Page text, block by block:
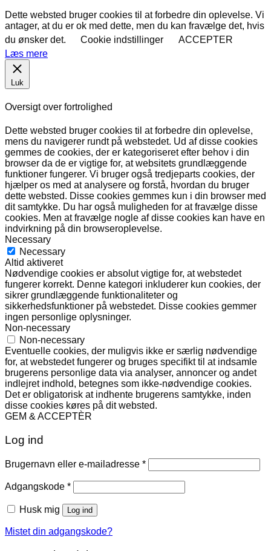
Dette websted bruger cookies til at forbedre din oplevelse. Vi
antager, at du er ok med dette, men du kan fravælge det, hvis
du ønsker det.
Cookie indstillinger
ACCEPTER
Læs mere
Luk
Oversigt over fortrolighed
Dette websted bruger cookies til at forbedre din oplevelse,
mens du navigerer rundt på webstedet. Ud af disse cookies
gemmes de cookies, der er kategoriseret efter behov i din
browser da de er vigtige for, at websitets grundlæggende
funktioner fungerer. Vi bruger også tredjeparts cookies, der
hjælper os med at analysere og forstå, hvordan du bruger
dette websted. Disse cookies gemmes kun i din browser med
dit samtykke. Du har også muligheden for at fravælge disse
cookies. Men at fravælge nogle af disse cookies kan have en
indvirkning på din browseroplevelse.
Necessary
Necessary
Altid aktiveret
Nødvendige cookies er absolut vigtige for, at webstedet
fungerer korrekt. Denne kategori inkluderer kun cookies, der
sikrer grundlæggende funktionaliteter og
sikkerhedsfunktioner på webstedet. Disse cookies gemmer
ingen personlige oplysninger.
Non-necessary
Non-necessary
Eventuelle cookies, der muligvis ikke er særlig nødvendige
for, at webstedet fungerer og bruges specifikt til at indsamle
brugerens personlige data via analyser, annoncer og andet
indlejret indhold, betegnes som ikke-nødvendige cookies.
Det er obligatorisk at indhente brugerens samtykke, inden
disse cookies køres på dit websted.
GEM & ACCEPTÈR
Log ind
Brugernavn eller e-mailadresse *Påkrævet
Adgangskode *Påkrævet
Husk mig Log ind
Mistet din adgangskode?